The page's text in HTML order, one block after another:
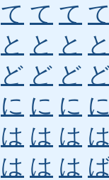
て て て
と と と
ど ど ど
に に に
は は は
は は は